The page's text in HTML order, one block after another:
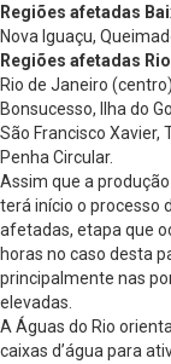
Regiões afetadas
Nova Iguaçu,
Regiões afetadas
Rio de Janeiro
Bonsucesso, Ilha do
São Francisco Xavier,
Penha Circular.
Assim que a
terá início o processo
afetadas, etapa que
horas no caso desta
principalmente nas
elevadas.
A Águas do Rio
caixas d’água para